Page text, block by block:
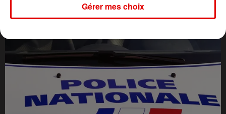
L'ACTU DES ARDENNESGérer mes choix